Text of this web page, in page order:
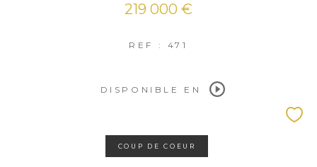
219 000 €
REF : 471
DISPONIBLE EN
COUP DE COEUR